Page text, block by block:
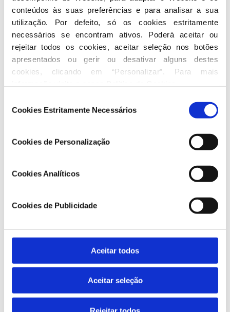
conteúdos às suas preferências e para analisar a sua
utilização. Por defeito, só os cookies estritamente
necessários se encontram ativos. Poderá aceitar ou
rejeitar todos os cookies, aceitar seleção nos botões
apresentados ou gerir ou desativar alguns destes
cookies, clicando em “Personalizar”. Para mais
deCookies Estritamente Necessários
Cookies de Personalização
Cookies Analíticos
Cookies de Publicidade
Aceitar todos
Aceitar seleção
adicional no gasóleo
Grupo Parlamentar